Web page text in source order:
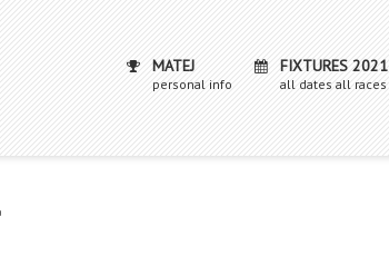
SkipMATEJ
personal info
FIXTURES 2021
all dates all races